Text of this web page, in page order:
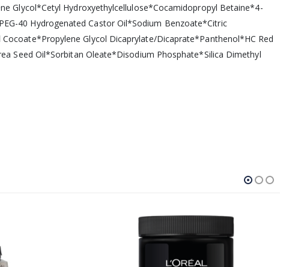
Glycol*Cetyl Hydroxyethylcellulose*Cocamidopropyl Betaine*4-
40 Hydrogenated Castor Oil*Sodium Benzoate*Citric
Glycol Dicaprylate/Dicaprate*Panthenol*HC Red
Seed Oil*Sorbitan Oleate*Disodium Phosphate*Silica Dimethyl